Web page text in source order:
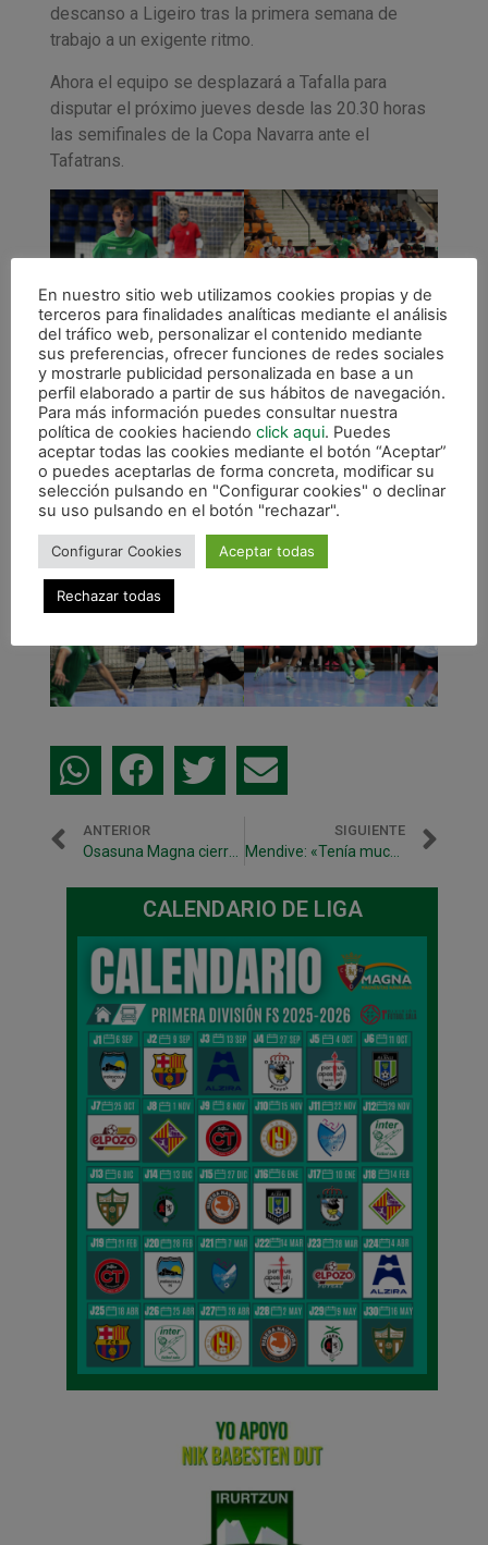
descanso a Ligeiro tras la primera semana de
trabajo a un exigente ritmo.
Ahora el equipo se desplazará a Tafalla para
disputar el próximo jueves desde las 20.30 horas
las semifinales de la Copa Navarra ante el
Tafatrans.
ANTERIOR
Osasuna Magna cierra la pretemporada en Tudela
SIGUIENTE
Mendive: «Tenía muchas ganas de volver a jugar en Anaitasuna»
CALENDARIO DE LIGA
En nuestro sitio web utilizamos cookies propias y de
terceros para finalidades analíticas mediante el análisis
del tráfico web, personalizar el contenido mediante
sus preferencias, ofrecer funciones de redes sociales
y mostrarle publicidad personalizada en base a un
perfil elaborado a partir de sus hábitos de navegación.
Para más información puedes consultar nuestra
política de cookies haciendo click aqui. Puedes
aceptar todas las cookies mediante el botón “Aceptar”
o puedes aceptarlas de forma concreta, modificar su
selección pulsando en "Configurar cookies" o declinar
su uso pulsando en el botón "rechazar".
Configurar Cookies Aceptar todas
Rechazar todas